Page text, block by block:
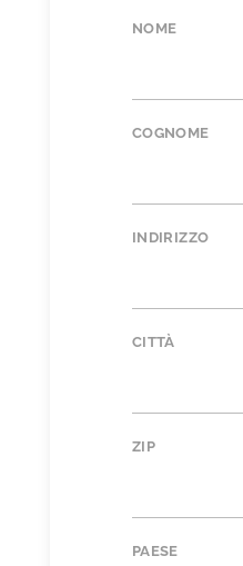
NOME
COGNOME
INDIRIZZO
CITTÀ
ZIP
PAESE